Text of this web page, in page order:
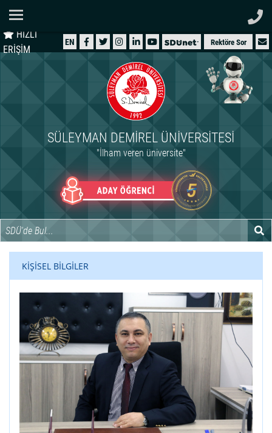
HIZLI
ERİŞİM
EN Rektöre Sor
SÜLEYMAN DEMIREL ÜNIVERSITESI
"İlham veren üniversite"
ÜNİVERSİTEMİZ
İDARİ
ARAŞTIRMA
INTERNATIONAL
KİŞİSEL BİLGİLER